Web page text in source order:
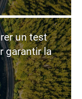
un
backend
adapté
à
votre
projet
choisir
le
langage
de
pour
un test
garantir la